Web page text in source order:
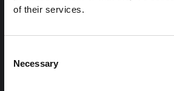
of their services.
Selection
Necessary
بوندييبوغيو. لا تتناول المذكرة مباشرة
في الاستجابة لفيروس إيبولا، بل تقدم